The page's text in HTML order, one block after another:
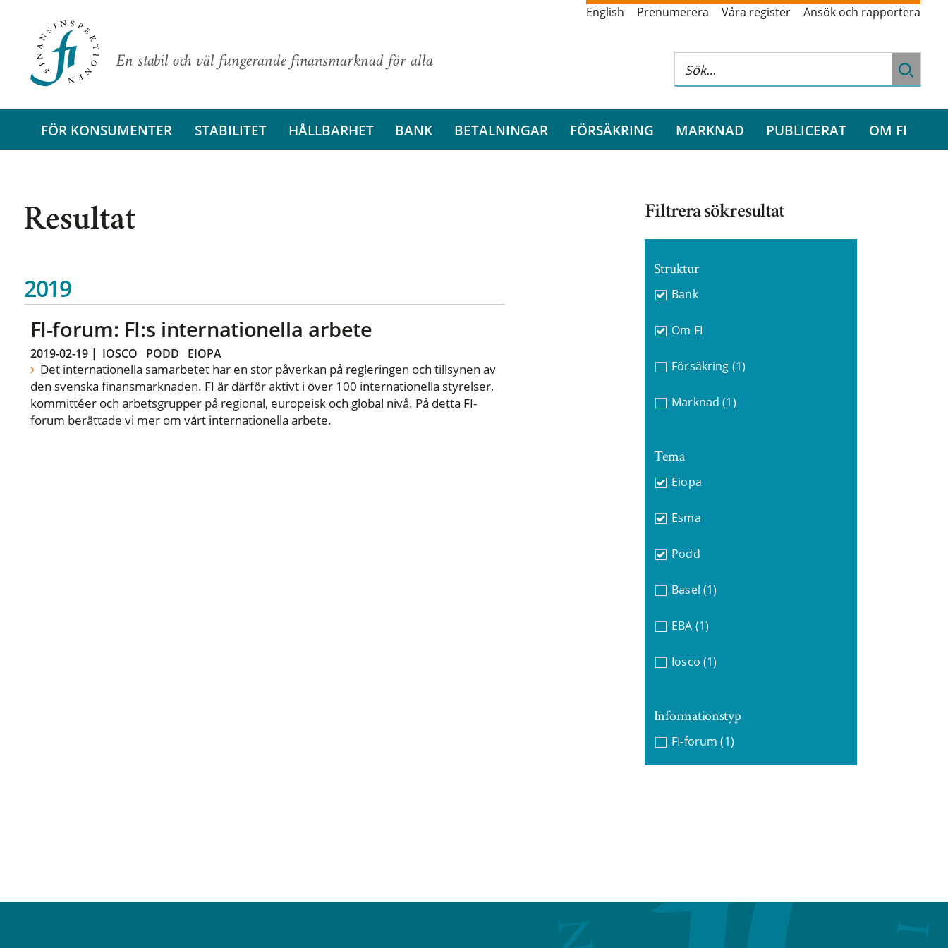
En stabil och väl fungerande finansmarknad för alla
English Prenumerera Våra register Ansök och rapportera
FÖR KONSUMENTER STABILITET HÅLLBARHET BANK BETALNINGAR FÖRSÄKRING MARKNAD PUBLICERAT OM FI
Resultat
2019
FI-forum: FI:s internationella arbete
2019-02-19| IOSCO PODD EIOPA
Det internationella samarbetet har en stor påverkan på regleringen och tillsynen av
den svenska finansmarknaden. FI är därför aktivt i över 100 internationella styrelser,
kommittéer och arbetsgrupper på regional, europeisk och global nivå. På detta FI-
forum berättade vi mer om vårt internationella arbete.
Filtrera sökresultat
Struktur
Bank
Om FI
Försäkring (1)
Marknad (1)
Tema
Eiopa
Esma
Podd
Basel (1)
EBA (1)
Iosco (1)
Informationstyp
FI-forum (1)